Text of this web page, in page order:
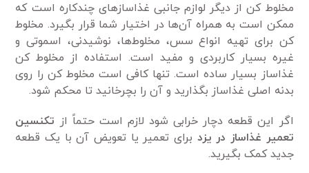
مخلوط کن از دیگر لوازم جانبی غذاساز‌های چندکاره است که
ممکن است به همراه آن‌ها در اختیار شما قرار بگیرد. مخلوط
کن برای تهیه انواع سس، مخلوط‌ها، نوشیدنی، اسموتی و
غیره بسیار کاربردی و مفید است. استفاده از مخلوط کن
غذاساز بسیار ساده است. تنها کافی است مخلوط کن را روی
بدنه اصلی غذاساز بگذارید و آن را بچرخانید تا محکم شود.
اگر این قطعه دچار خرابی شود لازم است حتماً از تکنسین
تعمیر غذاساز در یزد برای تعمیر یا تعویض آن با یک قطعه
جدید کمک بگیرید.